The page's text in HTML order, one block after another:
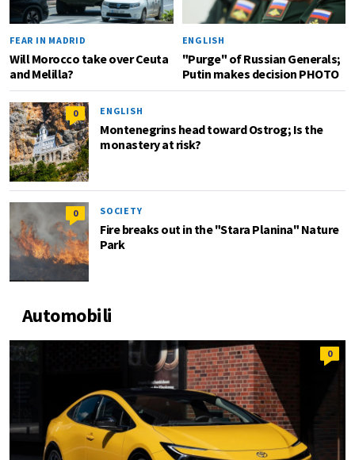
FEAR IN MADRID
Will Morocco take over Ceuta
and Melilla?
ENGLISH
"Purge" of Russian Generals;
Putin makes decision PHOTO
0 ENGLISH
Montenegrins head toward Ostrog; Is the
monastery at risk?
0 SOCIETY
Fire breaks out in the "Stara Planina" Nature
Park
Automobili
0